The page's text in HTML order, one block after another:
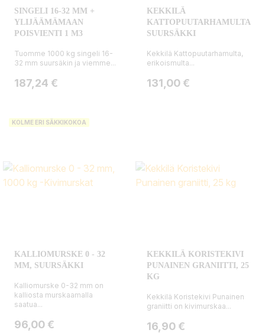
SINGELI 16-32 MM +
YLIJÄÄMÄMAAN
POISVIENTI 1 M3
Tuomme 1000 kg singeli 16-
32 mm suursäkin ja viemme...
Hinta
187,24 €
KEKKILÄ
KATTOPUUTARHAMULTA,
SUURSÄKKI
Kekkilä Kattopuutarhamulta,
erikoismulta...
Hinta
131,00 €
KOLME ERI SÄKKIKOKOA
KALLIOMURSKE 0 - 32
MM, SUURSÄKKI
Kalliomurske 0-32 mm on
kalliosta murskaamalla
saatua...
Hinta
96,00 €
KEKKILÄ KORISTEKIVI
PUNAINEN GRANIITTI, 25
KG
Kekkilä Koristekivi Punainen
graniitti on kivimurskaa...
Hinta
16,90 €